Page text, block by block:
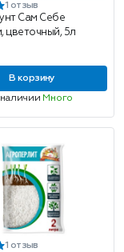
1 отзыв
Сам Себе
цветочный, 5л
В корзину
Много
1 отзыв